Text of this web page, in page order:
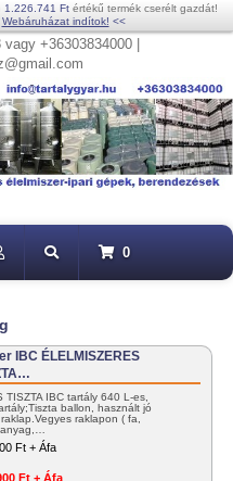
1.226.741 Ftértékű termék cserélt gazdát!
Webáruházat indítok! <<
+36303834000 |
0
IBC ÉLELMISZERES
TISZTA IBC tartály 640 L-es,
ballon, használt jó
raklapon ( fa,
Ft + Áfa
Ft + Áfa